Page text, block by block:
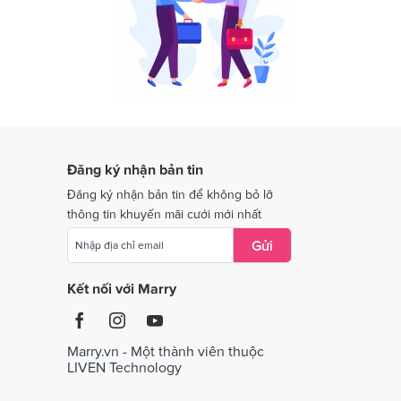
Dịch vụ cưới tại Quảng Nam
Dịch vụ cưới tại Quảng Trị
Dịch vụ cưới tại Thái Nguyên
Dịch vụ cưới tại Bắc Giang
Đăng ký nhận bản tin
Đăng ký nhận bản tin để không bỏ lỡ
thông tin khuyến mãi cưới mới nhất
Gửi
Kết nối với Marry
Marry.vn - Một thành viên thuộc
LIVEN Technology